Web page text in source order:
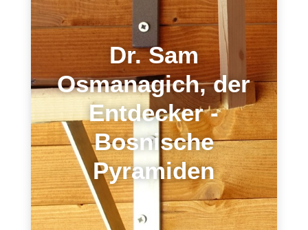
Dr. Sam
Osmanagich, der
Entdecker -
Bosnische
Pyramiden